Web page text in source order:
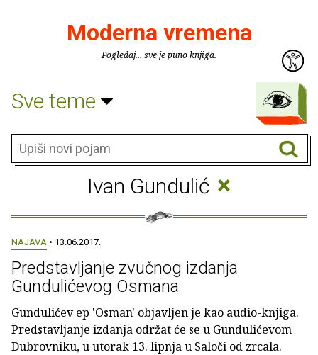
Moderna vremena
Pogledaj... sve je puno knjiga.
Sve teme
Ivan Gundulić ×
NAJAVA • 13.06.2017.
Predstavljanje zvučnog izdanja
Gundulićevog Osmana
Gundulićev ep 'Osman' objavljen je kao audio-knjiga.
Predstavljanje izdanja održat će se u Gundulićevom
Dubrovniku, u utorak 13. lipnja u Saloči od zrcala.